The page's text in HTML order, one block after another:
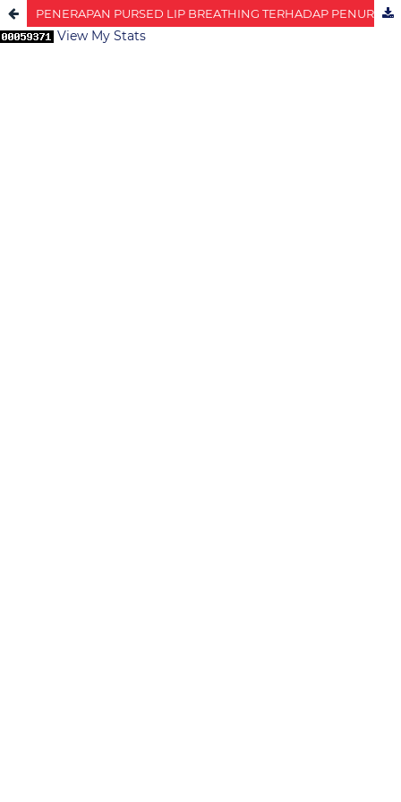
PENERAPAN PURSED LIP BREATHING TERHADAP PENURUNAN FATIGUE PADA PASIEN GAGAL GINJAL KRONIK YANG MENJALANI HEMODIALISA
View My Stats